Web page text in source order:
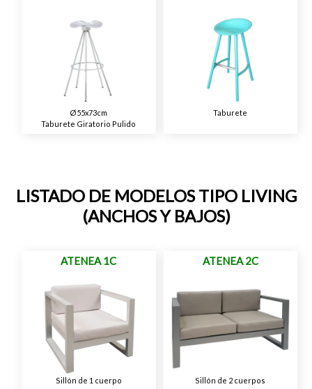
Ø55x73cm
Taburete Giratorio Pulido
Taburete
LISTADO DE MODELOS TIPO LIVING
(ANCHOS Y BAJOS)
ATENEA 1C
Sillón de 1 cuerpo
ATENEA 2C
Sillón de 2 cuerpos